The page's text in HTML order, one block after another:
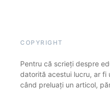
COPYRIGHT
Pentru că scrieți despre
datorită acestui lucru, ar fi
când preluați un articol,